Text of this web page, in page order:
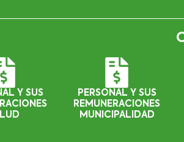
Y SUS
PERSONAL Y SUS
REMUNERACIONES
MUNICIPALIDAD